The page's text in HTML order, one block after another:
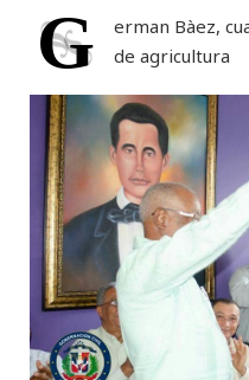
G
erman Bàez,
de agricultura